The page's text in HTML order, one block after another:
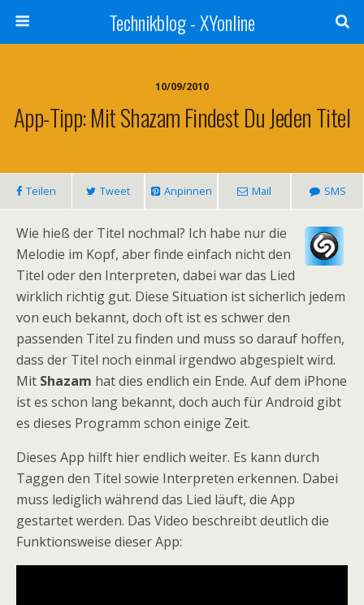
Technikblog - XYonline
10/09/2010
App-Tipp: Mit Shazam Findest Du Jeden Titel
Teilen Tweet Anpinnen Mail SMS
Wie hieß der Titel nochmal? Ich habe nur die
Melodie im Kopf, aber finde einfach nicht den
Titel oder den Interpreten, dabei war das Lied
wirklich richtig gut. Diese Situation ist sicherlich jedem
von euch bekannt, doch oft ist es schwer den
passenden Titel zu finden und muss so darauf hoffen,
dass der Titel noch einmal irgendwo abgespielt wird.
Mit Shazam hat dies endlich ein Ende. Auf dem iPhone
ist es schon lang bekannt, doch auch für Android gibt
es dieses Programm schon einige Zeit.
Dieses App hilft hier endlich weiter. Es kann durch
Taggen den Titel sowie Interpreten erkennen. Dabei
muss lediglich während das Lied läuft, die App
gestartet werden. Das Video beschreibt deutlich die
Funktionsweise dieser App: